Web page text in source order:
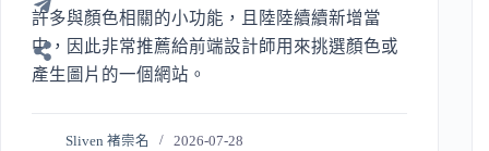
許多與顏色相關的小功能，且陸陸續續新增當
中，因此非常推薦給前端設計師用來挑選顏色或
產生圖片的一個網站。
Sliven 褚崇名 2026-07-28